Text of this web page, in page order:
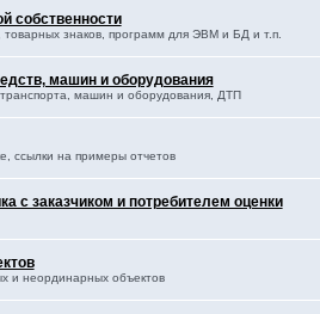
собственности
знаков, программ для ЭВМ и БД и т.п.
машин и оборудования
машин и оборудования, ДТП
ссылки на примеры отчетов
с заказчиком и потребителем оценки
и неординарных объектов